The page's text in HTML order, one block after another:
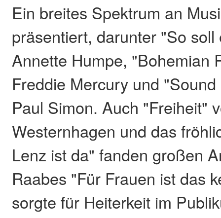
Ein breites Spektrum an
präsentiert, darunter "So
Annette Humpe, "Bohemian
Freddie Mercury und
Paul Simon. Auch "Freiheit"
Westernhagen und das
Lenz ist da" fanden großen
Raabes "Für Frauen ist das
sorgte für Heiterkeit im